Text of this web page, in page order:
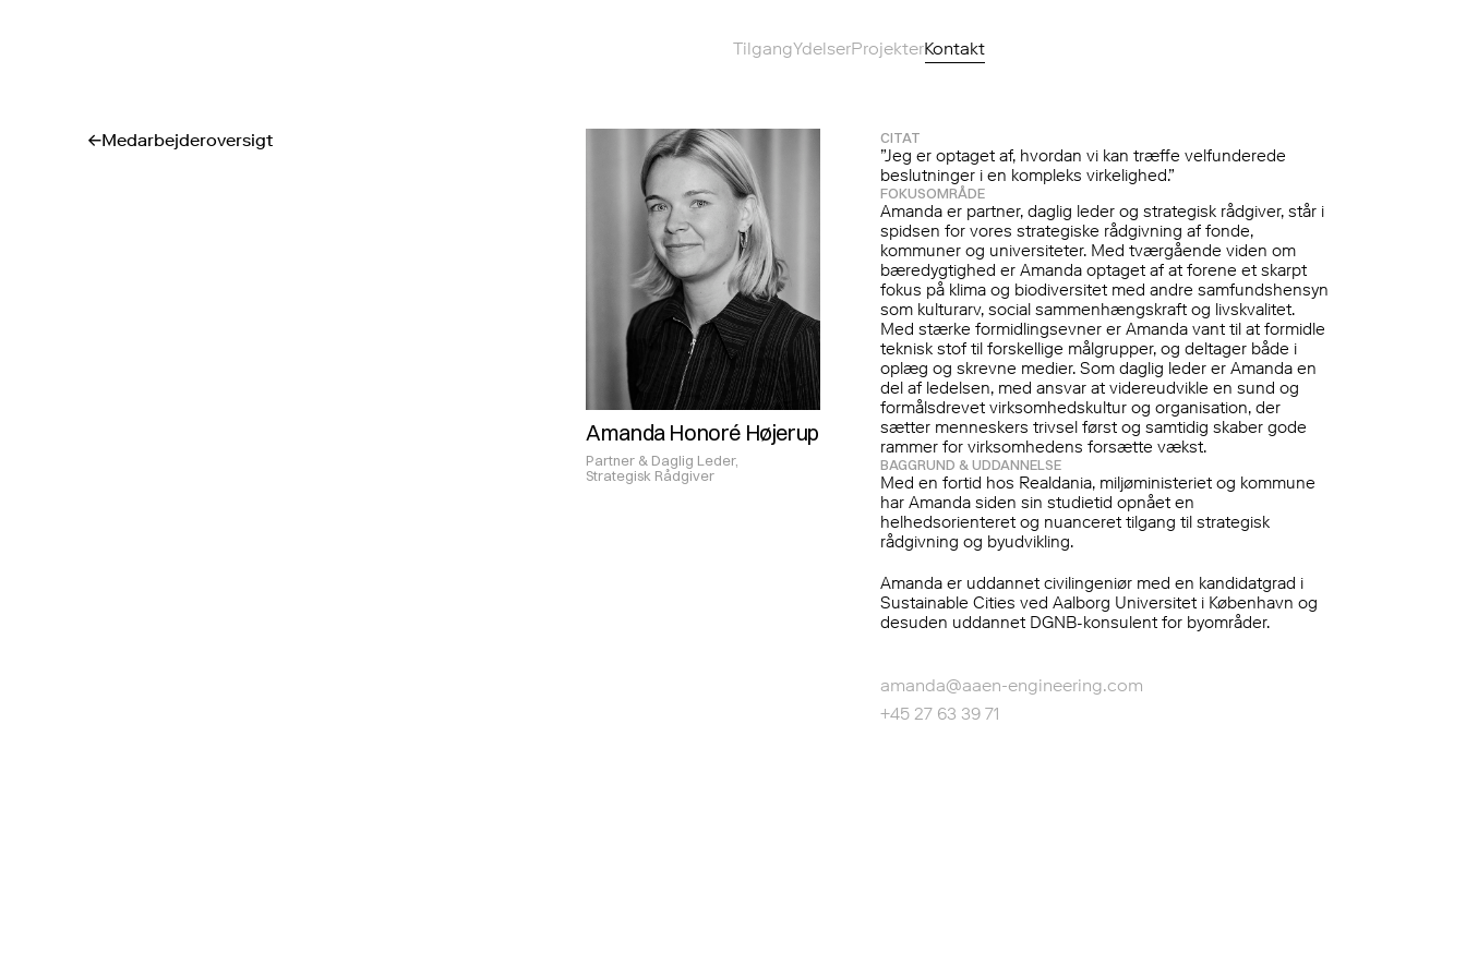
TilgangYdelserProjekterKontakt
↓
↓Medarbejderoversigt
Amanda Honoré Højerup
Partner & Daglig Leder,
Strategisk Rådgiver
CITAT
”Jeg er optaget af, hvordan vi kan træffe velfunderede
beslutninger i en kompleks virkelighed.”
FOKUSOMRÅDE
Amanda er partner, daglig leder og strategisk rådgiver, står i
spidsen for vores strategiske rådgivning af fonde,
kommuner og universiteter. Med tværgående viden om
bæredygtighed er Amanda optaget af at forene et skarpt
fokus på klima og biodiversitet med andre samfundshensyn
som kulturarv, social sammenhængskraft og livskvalitet.
Med stærke formidlingsevner er Amanda vant til at formidle
teknisk stof til forskellige målgrupper, og deltager både i
oplæg og skrevne medier. Som daglig leder er Amanda en
del af ledelsen, med ansvar at videreudvikle en sund og
formålsdrevet virksomhedskultur og organisation, der
sætter menneskers trivsel først og samtidig skaber gode
rammer for virksomhedens forsætte vækst.
BAGGRUND & UDDANNELSE
Med en fortid hos Realdania, miljøministeriet og kommune
har Amanda siden sin studietid opnået en
helhedsorienteret og nuanceret tilgang til strategisk
rådgivning og byudvikling.
Amanda er uddannet civilingeniør med en kandidatgrad i
Sustainable Cities ved Aalborg Universitet i København og
desuden uddannet DGNB-konsulent for byområder.
KONTAKT
amanda@aaen-engineering.com
+45 27 63 39 71